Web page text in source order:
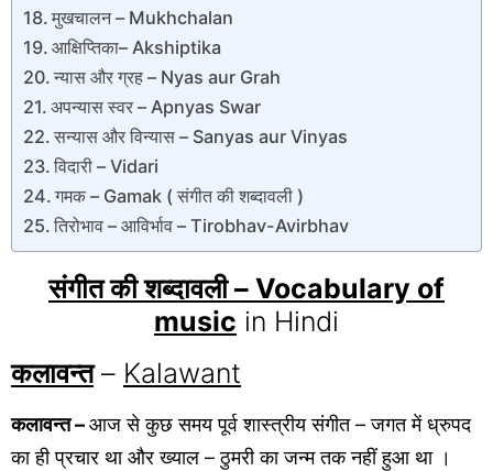
मुखचालन – Mukhchalan
आक्षिप्तिका– Akshiptika
न्यास और ग्रह – Nyas aur Grah
अपन्यास स्वर – Apnyas Swar
सन्यास और विन्यास – Sanyas aur Vinyas
विदारी – Vidari
गमक – Gamak ( संगीत की शब्दावली )
तिरोभाव – आविर्भाव – Tirobhav-Avirbhav
संगीत की शब्दावली – Vocabulary of
music in Hindi
कलावन्त– Kalawant
कलावन्त –आज से कुछ समय पूर्व शास्त्रीय संगीत – जगत में ध्रुपद
का ही प्रचार था और ख्याल – ठुमरी का जन्म तक नहीं हुआ था ।